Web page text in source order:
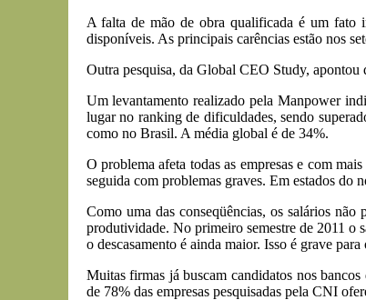
A falta de mão de obra qualificada é um fato
disponíveis. As principais carências estão nos
Outra pesquisa, da Global CEO Study, apontou
Um levantamento realizado pela Manpower
lugar no ranking de dificuldades, sendo
como no Brasil. A média global é de 34%.
O problema afeta todas as empresas e com
seguida com problemas graves. Em estados do
Como uma das conseqüências, os salários
produtividade. No primeiro semestre de 2011 o
o descasamento é ainda maior. Isso é grave
Muitas firmas já buscam candidatos nos
de 78% das empresas pesquisadas pela CNI